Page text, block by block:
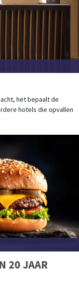
het bepaalt de
hotels die opvallen
20 JAAR